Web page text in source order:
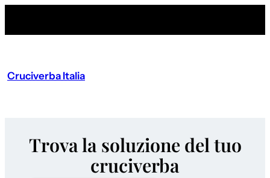
Cruciverba Italia
Trova la soluzione del tuo
cruciverba